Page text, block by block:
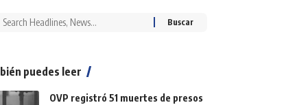
puedes leer
OVP registró 51 muertes de presos